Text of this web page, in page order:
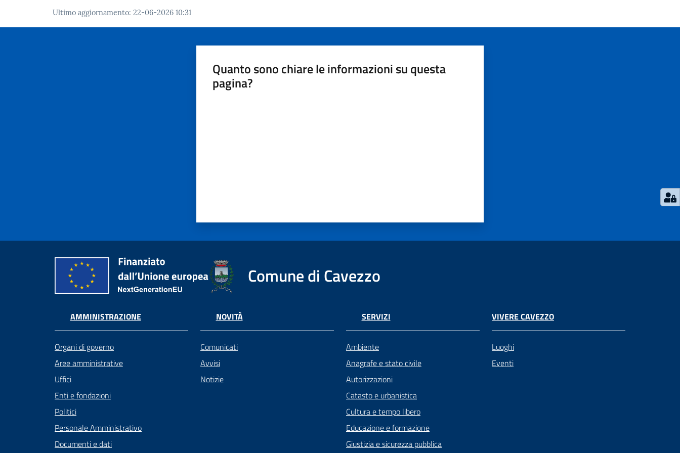
Ultimo aggiornamento: 22-06-2026 10:31
Quanto sono chiare le informazioni su questa
pagina?
Comune di Cavezzo
AMMINISTRAZIONE
Organi di governo
Aree amministrative
Uffici
Enti e fondazioni
Politici
Personale Amministrativo
Documenti e dati
NOVITÀ
Comunicati
Avvisi
Notizie
SERVIZI
Ambiente
Anagrafe e stato civile
Autorizzazioni
Catasto e urbanistica
Cultura e tempo libero
Educazione e formazione
Giustizia e sicurezza pubblica
VIVERE CAVEZZO
Luoghi
Eventi